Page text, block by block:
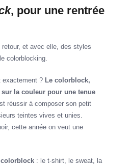
, pour une rentrée
retour, et avec elle, des styles
colorblocking.
exactement ? Le colorblock,
la couleur pour une tenue
réussir à composer son petit
teintes vives et unies.
cette année on veut une
: le t-shirt, le sweat, la